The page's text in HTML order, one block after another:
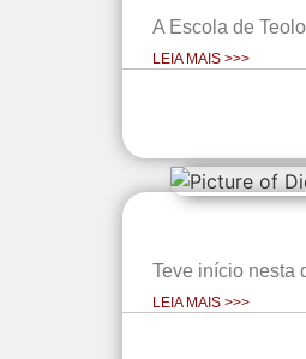
A Escola de
LEIA MAIS >>>
Teve início nesta
LEIA MAIS >>>